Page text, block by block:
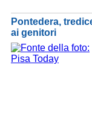
Pontedera,
ai genitori